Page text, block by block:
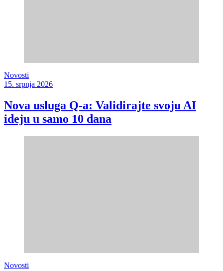
Novosti
15. srpnja 2026
Nova usluga Q-a: Validirajte svoju AI
ideju u samo 10 dana
Novosti